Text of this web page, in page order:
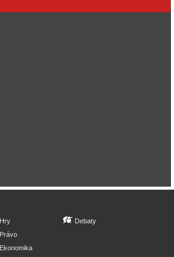
Hry
Právo
Ekonomika
Debaty